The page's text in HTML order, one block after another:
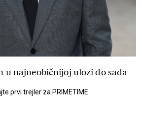
u najneobičnijoj ulozi do sada
prvi trejler za PRIMETIME